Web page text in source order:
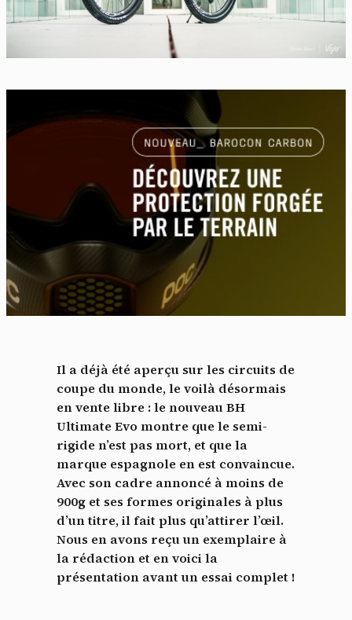
Il a déjà été aperçu sur les circuits de
coupe du monde, le voilà désormais
en vente libre : le nouveau BH
Ultimate Evo montre que le semi-
rigide n’est pas mort, et que la
marque espagnole en est convaincue.
Avec son cadre annoncé à moins de
900g et ses formes originales à plus
d’un titre, il fait plus qu’attirer l’œil.
Nous en avons reçu un exemplaire à
la rédaction et en voici la
présentation avant un essai complet !